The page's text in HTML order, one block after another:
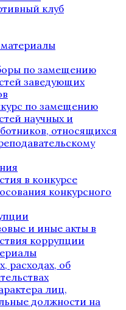
клуб
по замещению
заведующих
по замещению
научных и
относящихся
в конкурсе
конкурсного
и иные акты в
коррупции
расходах, об
лиц,
должности на